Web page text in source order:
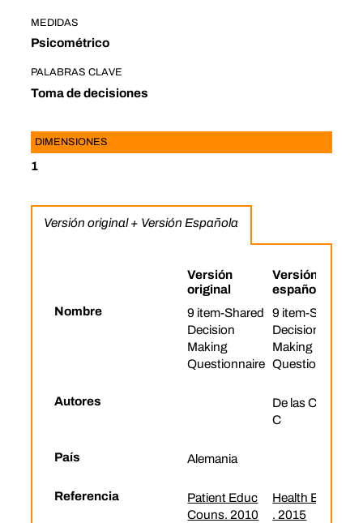
MEDIDAS
Psicométrico
PALABRAS CLAVE
Toma de decisiones
DIMENSIONES
1
Versión original + Versión Española
Versión
original
Versión
española
Nombre
9 item-Shared
Decision
Making
Questionnaire
9 item-Shared
Decision
Making
Questionnaire
Autores
De las Cuevas
C
País Alemania
Referencia
Patient Educ
Couns. 2010
Health Expect
. 2015